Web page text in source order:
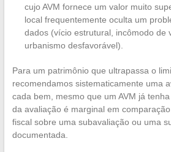
cujo AVM fornece um valor muito
local frequentemente oculta um
dados (vício estrutural, incômodo de
urbanismo desfavorável).
Para um patrimônio que ultrapassa o
recomendamos sistematicamente uma
cada bem, mesmo que um AVM já
da avaliação é marginal em
fiscal sobre uma subavaliação ou uma
documentada.